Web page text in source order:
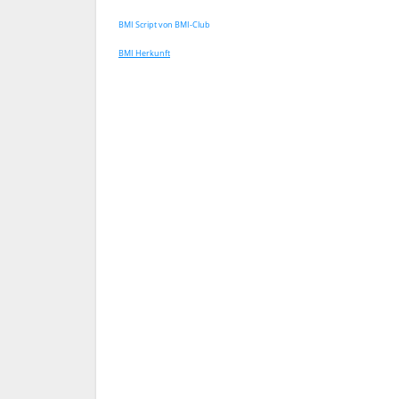
BMI Script von BMI-Club
BMI Herkunft